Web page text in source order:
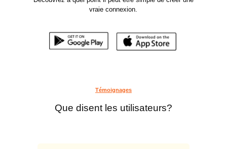
vraie connexion.
Témoignages
Que disent les utilisateurs?